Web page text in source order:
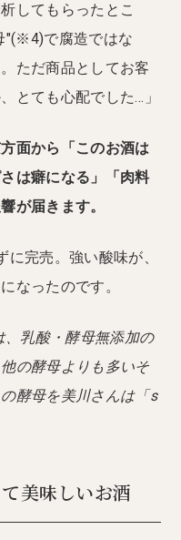
してもらったとこ
"(※4)で腐造ではな
ただ商品としてお客
とても心配でした…」
面から「このお酒は
は癖になる」「肉料
が届きます。
完売。強い酸味が、
なったのです。
乳酸・酵母無添加の
の酵母よりも多いそ
酵母を美川さんは「s
美味しいお酒